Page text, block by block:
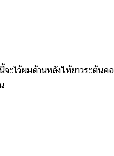
ไว้ผมด้านหลังให้ยาวระต้นคอ